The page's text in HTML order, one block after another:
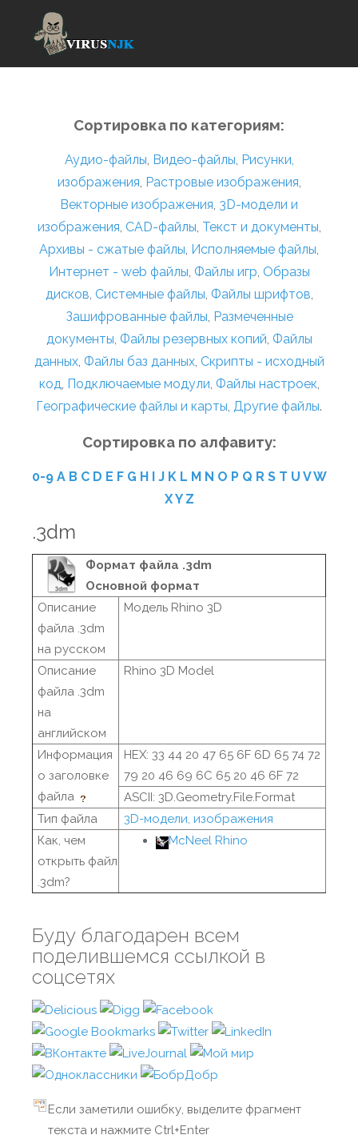
Сортировка по категориям:
Аудио-файлы, Видео-файлы, Рисунки,
изображения, Растровые изображения,
Векторные изображения, 3D-модели и
изображения, CAD-файлы, Текст и документы,
Архивы - сжатые файлы, Исполняемые файлы,
Интернет - web файлы, Файлы игр, Образы
дисков, Системные файлы, Файлы шрифтов,
Зашифрованные файлы, Размеченные
документы, Файлы резервных копий, Файлы
данных, Файлы баз данных, Скрипты - исходный
код, Подключаемые модули, Файлы настроек,
Географические файлы и карты, Другие файлы.
Сортировка по алфавиту:
0-9 A B C D E F G H I J K L M N O P Q R S T U VW
XY Z
.3dm
Формат файла .3dm
Основной формат
Описание
файла .3dm
на русском
Модель Rhino 3D
Описание
файла .3dm
на
английском
Rhino 3D Model
Информация
о заголовке
файла
HEX: 33 44 20 47 65 6F 6D 65 74 72
79 20 46 69 6C 65 20 46 6F 72
ASCII: 3D.Geometry.File.Format
Тип файла
3D-модели, изображения
Как, чем
открыть файл
.3dm?
McNeel Rhino
Буду благодарен всем
поделившемся ссылкой в
соцсетях
Если заметили ошибку, выделите фрагмент
текста и нажмите Ctrl+Enter